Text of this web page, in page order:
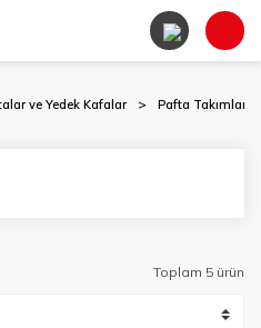
ve Yedek Kafalar Pafta Takımları
Toplam 5 ürün